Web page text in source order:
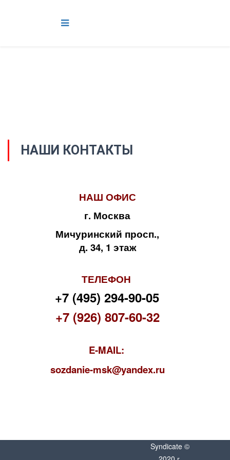
НАШИ КОНТАКТЫ
НАШ ОФИС
г. Москва
Мичуринский просп.,
д. 34, 1 этаж
ТЕЛЕФОН
+7 (495) 294-90-05
+7 (926) 807-60-32
E-MAIL:
sozdanie-msk@yandex.ru
Syndicate ©